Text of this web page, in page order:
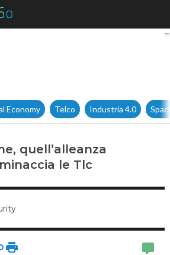
AI e cybercrime,
Economy Telco Industria 4.0
quell’alleanza
le Tlc